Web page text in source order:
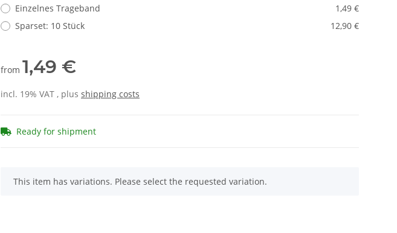
Einzelnes Trageband
1,49 €
Sparset: 10 Stück
12,90 €
from 1,49 €
incl. 19% VAT , plus shipping costs
Ready for shipment
x
This item has variations. Please select the requested variation.